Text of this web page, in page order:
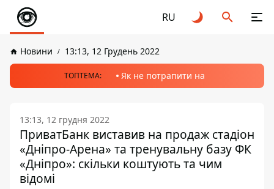
RU
Новини 13:13, 12 Грудень 2022
ТОПТЕМА: Як не потрапити на
13:13, 12 грудня 2022
ПриватБанк виставив на продаж стадіон
«Дніпро-Арена» та тренувальну базу ФК
«Дніпро»: скільки коштують та чим
відомі